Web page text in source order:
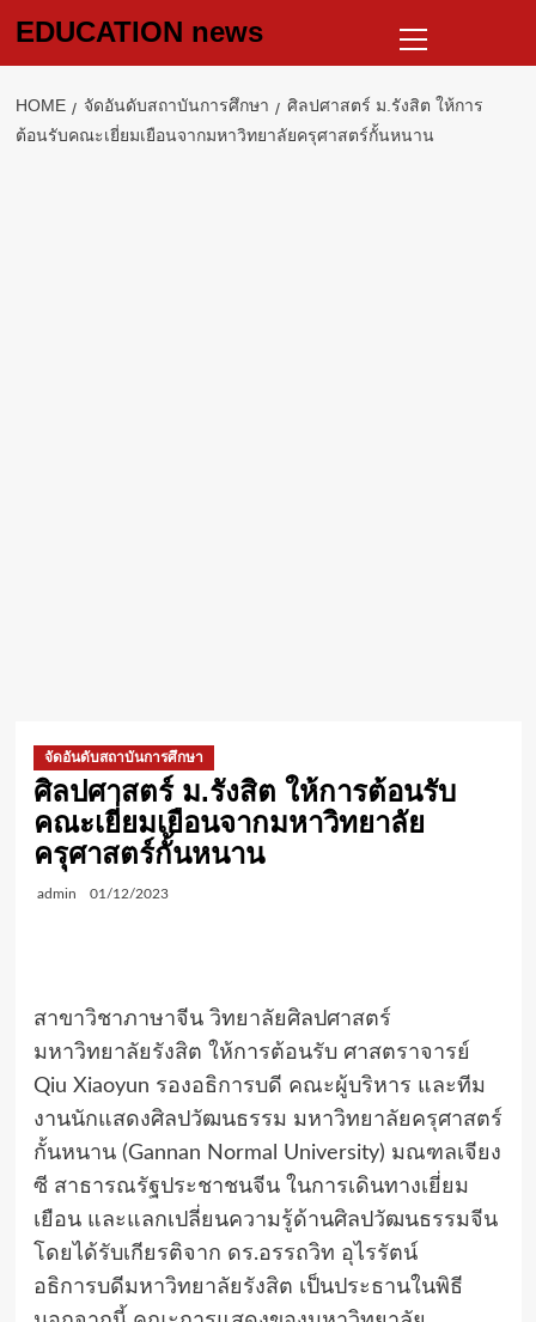
EDUCATION news
Menu
HOME จัดอันดับสถาบันการศึกษา
ศิลปศาสตร์ ม.รังสิต ให้การ
ต้อนรับคณะเยี่ยมเยือนจากมหาวิทยาลัยครุศาสตร์กั้นหนาน
จัดอันดับสถาบันการศึกษา
ศิลปศาสตร์ ม.รังสิต ให้การต้อนรับ
คณะเยี่ยมเยือนจากมหาวิทยาลัย
ครุศาสตร์กั้นหนาน
admin 01/12/2023
สาขาวิชาภาษาจีน วิทยาลัยศิลปศาสตร์
มหาวิทยาลัยรังสิต ให้การต้อนรับ ศาสตราจารย์
Qiu Xiaoyun รองอธิการบดี คณะผู้บริหาร และทีม
งานนักแสดงศิลปวัฒนธรรม มหาวิทยาลัยครุศาสตร์
กั้นหนาน (Gannan Normal University) มณฑลเจียง
ซี สาธารณรัฐประชาชนจีน ในการเดินทางเยี่ยม
เยือน และแลกเปลี่ยนความรู้ด้านศิลปวัฒนธรรมจีน
โดยได้รับเกียรติจาก ดร.อรรถวิท อุไรรัตน์
อธิการบดีมหาวิทยาลัยรังสิต เป็นประธานในพิธี